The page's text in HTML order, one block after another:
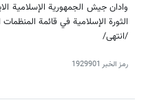
وادان جيش الجمهورية الإسلامية
الثورة الإسلامية في قائمة
/انتهى/
رمز الخبر 1929901